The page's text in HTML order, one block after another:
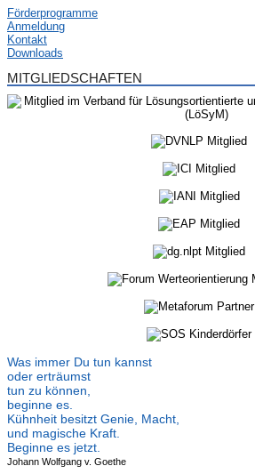
Förderprogramme
Anmeldung
Kontakt
Downloads
MITGLIEDSCHAFTEN
Was immer Du tun kannst
oder erträumst
tun zu können,
beginne es.
Kühnheit besitzt Genie, Macht,
und magische Kraft.
Beginne es jetzt.
Johann Wolfgang v. Goethe